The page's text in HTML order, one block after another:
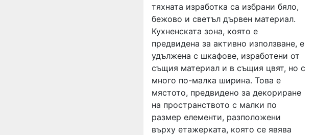
тяхната изработка са избрани бяло,
бежово и светъл дървен материал.
Кухненската зона, която е
предвидена за активно използване, е
удължена с шкафове, изработени от
същия материал и в същия цвят, но с
много по-малка ширина. Това е
мястото, предвидено за декориране
на пространството с малки по
размер елементи, разположени
върху етажерката, която се явява